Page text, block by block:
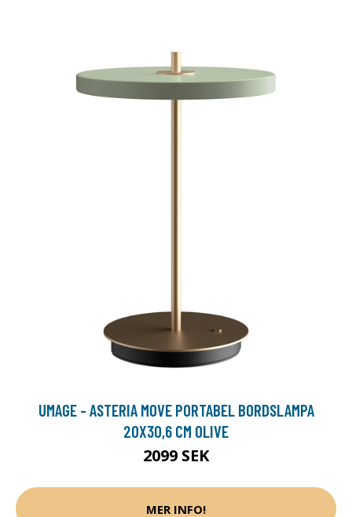
UMAGE - ASTERIA MOVE PORTABEL BORDSLAMPA
20X30,6 CM OLIVE
2099 SEK
MER INFO!